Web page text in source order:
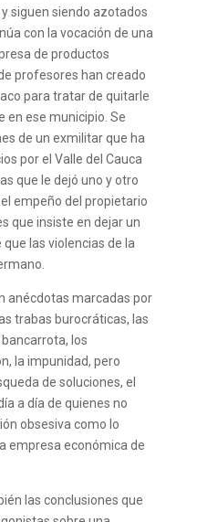
siguen siendo azotados
con la vocación de una
de productos
profesores han creado
para tratar de quitarle
en ese municipio. Se
de un exmilitar que ha
por el Valle del Cauca
que le dejó uno y otro
empeño del propietario
que insiste en dejar un
las violencias de la
anécdotas marcadas por
trabas burocráticas, las
los
la impunidad, pero
de soluciones, el
a día de quienes no
obsesiva como lo
empresa económica de
las conclusiones que